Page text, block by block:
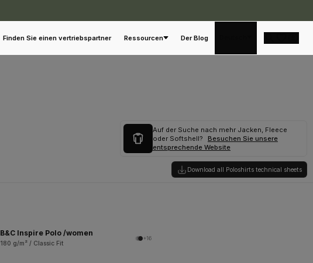
Finden Sie einen vertriebspartner Ressourcen Der Blog
Auf der Suche nach mehr Jacken, Fleece
oder Softshell?
Besuchen Sie unsere
entsprechende Website
Download all Poloshirts technical sheets
B&C Inspire Polo /women
180 g/m² / Classic Fit
+16